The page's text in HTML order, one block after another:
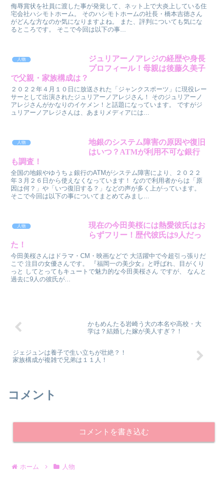
侮辱賞状を社員に渡した事が発覚して、ネット上で大炎上している住
宅会社ハシモトホーム。 そのハシモトホームの社長・橋本吉徳さん
がどんな方なのか気になりますよね。 また、評判についても気にな
るところです。 そこで今回は以下の事...
人物
ジュリアーノアレジの経歴や身長
プロフィール！母親は後藤久美子
で父親・家族構成は？
２０２２年４月１０日に放送された「ジャンクスポーツ」に現役レー
サーとして出演されたジュリアーノアレジさん！ そのジュリアーノ
アレジさんがかなりのイケメン！と話題になっています。 ですがジ
ュリアーノアレジさんは、あまりメディアには...
人物
地銀のシステム障害の原因や復旧
はいつ？ATMが利用不可な銀行
も調査！
全国の地銀やゆうちょ銀行のATMがシステム障害により、２０２２
年３月２６日から使えなくなっています！ なので利用者からは「原
因は何？」や「いつ復旧する？」などの声が多く上がっています。
そこで今回は以下の事についてまとめてみまし...
人物
現在の今田美桜には熱愛彼氏はお
らずフリー！歴代彼氏は9人だっ
た！
今田美桜さんはドラマ・CM・映画などで 大活躍中で今超引っ張りだ
こで 注目の女優さんです。 『福岡一の美少女』と呼ばれ、目がくり
っと してとってもキュートで魅力的な今田美桜さん ですが、 なんと
過去に9人の彼氏が...
かもめんたる岩崎う大の本名や高校・大
学は？結婚した嫁が美人すぎ？！
ジェジュンは養子で生い立ちが壮絶？！
家族構成が複雑で兄弟は１１人！
コメント
コメントを書き込む
ホーム 人物